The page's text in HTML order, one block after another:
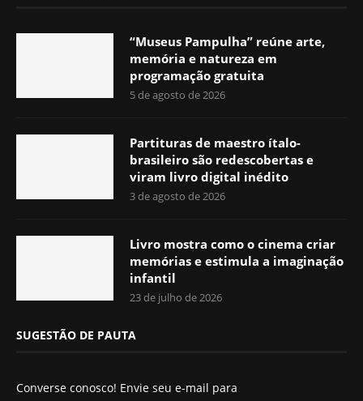
“Museus Pampulha” reúne arte,
memória e natureza em
programação gratuita
5 de agosto de 2026
Partituras de maestro ítalo-
brasileiro são redescobertas e
viram livro digital inédito
3 de agosto de 2026
Livro mostra como o cinema criar
memórias e estimula a imaginação
infantil
23 de julho de 2026
SUGESTÃO DE PAUTA
Converse conosco! Envie seu e-mail para